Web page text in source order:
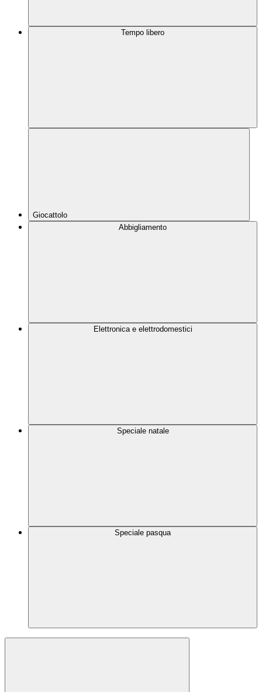
Tempo libero
Giocattolo
Abbigliamento
Elettronica e elettrodomestici
Speciale natale
Speciale pasqua